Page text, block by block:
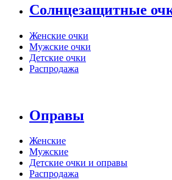
Солнцезащитные
Женские очки
Мужские очки
Детские очки
Распродажа
Оправы
Женские
Мужские
Детские очки и оправы
Распродажа